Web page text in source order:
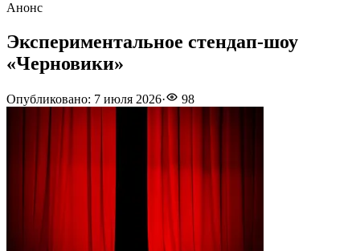
Анонс
Экспериментальное стендап-шоу
«Черновики»
Опубликовано: 7 июля 2026· 98